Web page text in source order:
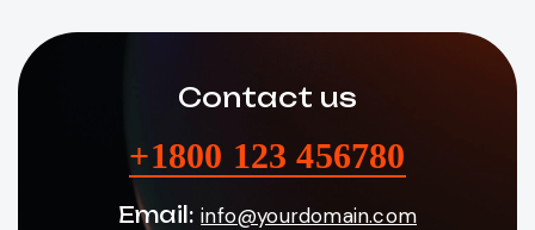
Contact us
+1800 123 456780
Email: info@yourdomain.com